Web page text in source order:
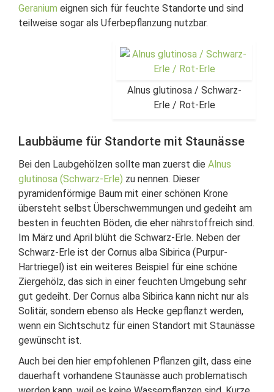
Geranium eignen sich für feuchte Standorte und sind
teilweise sogar als Uferbepflanzung nutzbar.
Alnus glutinosa / Schwarz-
Erle / Rot-Erle
Laubbäume für Standorte mit Staunässe
Bei den Laubgehölzen sollte man zuerst die Alnus
glutinosa (Schwarz-Erle) zu nennen. Dieser
pyramidenförmige Baum mit einer schönen Krone
übersteht selbst Überschwemmungen und gedeiht am
besten in feuchten Böden, die eher nährstoffreich sind.
Im März und April blüht die Schwarz-Erle. Neben der
Schwarz-Erle ist der Cornus alba Sibirica (Purpur-
Hartriegel) ist ein weiteres Beispiel für eine schöne
Ziergehölz, das sich in einer feuchten Umgebung sehr
gut gedeiht. Der Cornus alba Sibirica kann nicht nur als
Solitär, sondern ebenso als Hecke gepflanzt werden,
wenn ein Sichtschutz für einen Standort mit Staunässe
gewünscht ist.
Auch bei den hier empfohlenen Pflanzen gilt, dass eine
dauerhaft vorhandene Staunässe auch problematisch